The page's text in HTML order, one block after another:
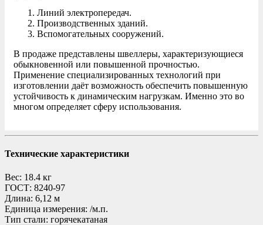
Линий электропередач.
Производственных зданий.
Вспомогательных сооружений.
В продаже представлены швеллеры, характеризующиеся
обыкновенной или повышенной прочностью.
Применение специализированных технологий при
изготовлении даёт возможность обеспечить повышенную
устойчивость к динамическим нагрузкам. Именно это во
многом определяет сферу использования.
Технические характеристики
Вес: 18.4 кг
ГОСТ: 8240-97
Длина: 6,12 м
Единица измерения: /м.п.
Тип стали: горячекатаная